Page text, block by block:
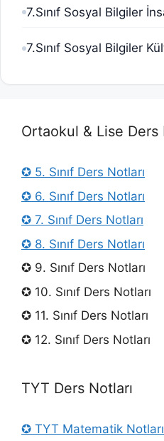
7.Sınıf Sosyal Bilgiler
Ortaokul & Lise Ders
✪ 5. Sınıf Ders Notları
✪ 6. Sınıf Ders Notları
✪ 7. Sınıf Ders Notları
✪ 8. Sınıf Ders Notları
✪ 9. Sınıf Ders Notları
✪ 10. Sınıf Ders Notları
✪ 11. Sınıf Ders Notları
✪ 12. Sınıf Ders Notları
TYT Ders Notları
✪ TYT Matematik Notları